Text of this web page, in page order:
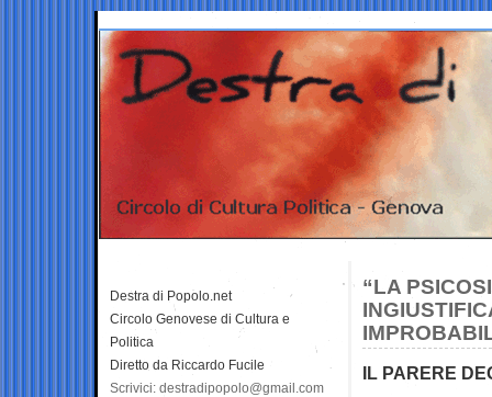
“LA
IL PARERE
Destra di Popolo.net
Circolo Genovese di Cultura e
Politica
Diretto da Riccardo Fucile
Scrivici: destradipopolo@gmail.com